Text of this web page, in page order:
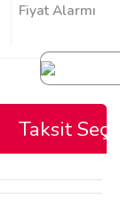
Fiyat Alarmı
Taksit